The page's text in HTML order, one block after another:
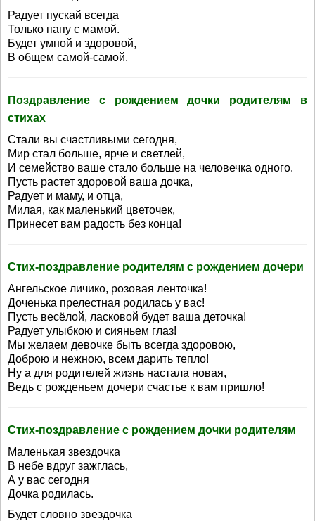
Радует пускай всегда
Только папу с мамой.
Будет умной и здоровой,
В общем самой-самой.
Поздравление с рождением дочки родителям в
стихах
Стали вы счастливыми сегодня,
Мир стал больше, ярче и светлей,
И семейство ваше стало больше на человечка одного.
Пусть растет здоровой ваша дочка,
Радует и маму, и отца,
Милая, как маленький цветочек,
Принесет вам радость без конца!
Стих-поздравление родителям с рождением дочери
Ангельское личико, розовая ленточка!
Доченька прелестная родилась у вас!
Пусть весёлой, ласковой будет ваша деточка!
Радует улыбкою и сияньем глаз!
Мы желаем девочке быть всегда здоровою,
Доброю и нежною, всем дарить тепло!
Ну а для родителей жизнь настала новая,
Ведь с рожденьем дочери счастье к вам пришло!
Стих-поздравление с рождением дочки родителям
Маленькая звездочка
В небе вдруг зажглась,
А у вас сегодня
Дочка родилась.
Будет словно звездочка